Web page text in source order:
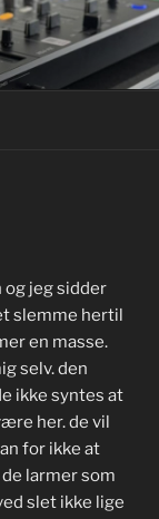
jeg sidder
slemme hertil
en masse.
selv. den
ikke syntes at
her. de vil
for ikke at
larmer som
slet ikke lige